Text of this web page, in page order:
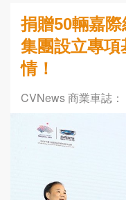
捐贈50輛嘉
集團設立專項
情！
CVNews 商業車誌